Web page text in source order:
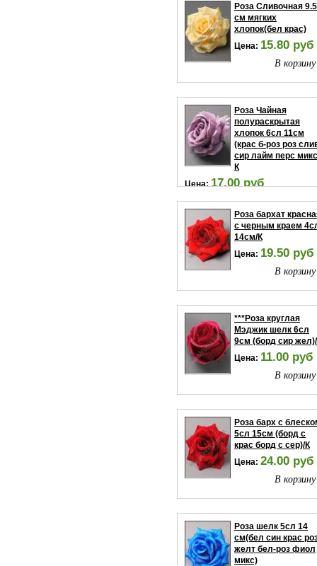
Роза Сливочная 9.5
см мягких
хлопок(бел крас)
Цена: 15.80 руб
В
Роза Чайная
полураскрытая
хлопок 6сл 11см
(крас б-роз роз
сир лайм перс
К
Цена:17.00 руб
В
Роза бархат
с черным краем
14см/К
Цена: 19.50 руб
В
***Роза круглая
Мэджик шелк 6сл
9см (борд сир
Цена: 11.00 руб
В
Роза барх с
5сл 15см (борд с
крас борд с сер)/К
Цена: 24.00 руб
В
Роза шелк 5сл 14
см(бел син крас
желт бел-роз фиол
микс)